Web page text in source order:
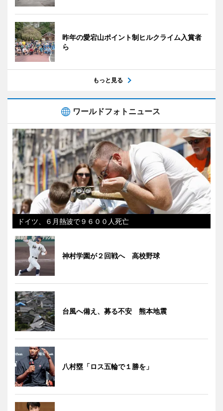
昨年の愛宕山ポイント制ヒルクライム入賞者
ら
もっと見る
ワールドフォトニュース
ドイツ、６月熱波で９６００人死亡
神村学園が２回戦へ 高校野球
台風へ備え、募る不安 熊本地震
八村塁「ロス五輪で１勝を」